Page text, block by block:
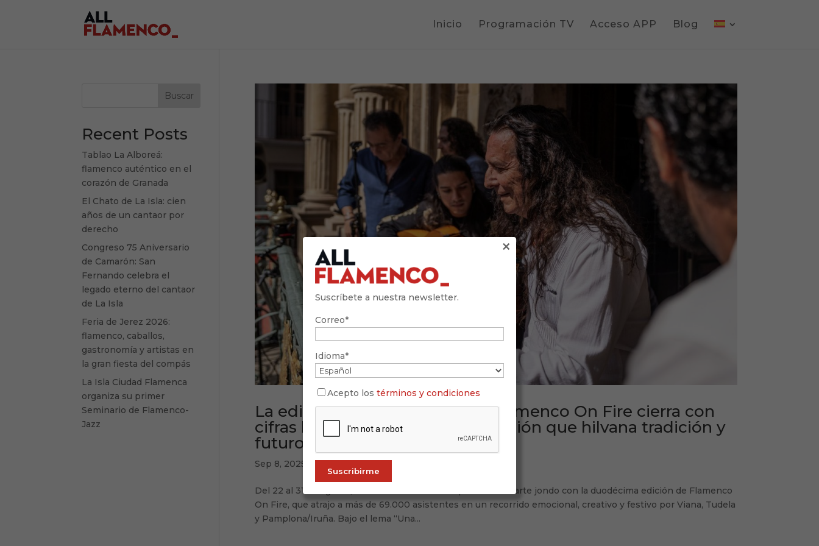
Inicio Programación TV Acceso APP Blog
La edición más ambiciosa de Flamenco On Fire cierra con
cifras históricas y una programación que hilvana tradición y
futuro
Sep 8, 2025
Del 22 al 31 de agosto, Navarra volvió a ser el epicentro del arte jondo con la duodécima edición de Flamenco
On Fire, que atrajo a más de 69.000 asistentes en un recorrido emocional, creativo y festivo por Viana, Tudela
y Pamplona/Iruña. Bajo el lema “Una...
Buscar
Recent Posts
Tablao La Alboreá:
flamenco auténtico en el
corazón de Granada
El Chato de La Isla: cien
años de un cantaor por
derecho
Congreso 75 Aniversario
de Camarón: San
Fernando celebra el
legado eterno del cantaor
de La Isla
Feria de Jerez 2026:
flamenco, caballos,
gastronomía y artistas en
la gran fiesta del compás
La Isla Ciudad Flamenca
organiza su primer
Seminario de Flamenco-
Jazz
Suscríbete a nuestra newsletter.
Correo*
Idioma*
Acepto los términos y condiciones
×